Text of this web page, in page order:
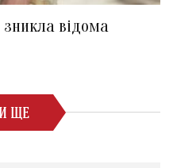
відома
ЩЕ